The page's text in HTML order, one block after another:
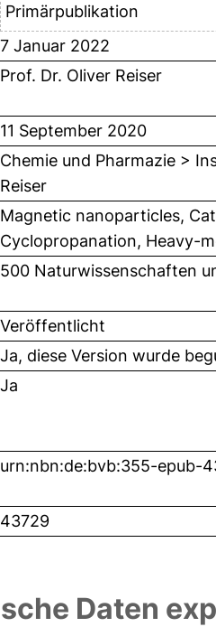
Primärpublikation
7 Januar 2022
Prof. Dr. Oliver Reiser
11 September 2020
Chemie und Pharmazie >
Reiser
Magnetic nanoparticles,
Cyclopropanation, Heavy-
500 Naturwissenschaften
Veröffentlicht
Ja, diese Version wurde
Ja
urn:nbn:de:bvb:355-epub-
43729
Daten